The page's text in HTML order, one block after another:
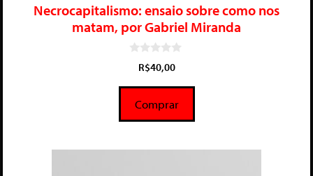
Necrocapitalismo: ensaio sobre como nos
matam, por Gabriel Miranda
5
R$40,00
Comprar